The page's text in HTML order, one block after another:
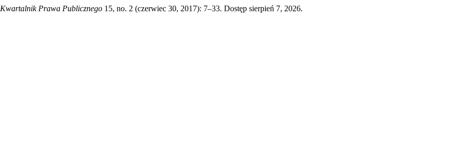
Kwartalnik Prawa Publicznego 15, no. 2 (czerwiec 30, 2017): 7–33. Dostęp sierpień 7, 2026.